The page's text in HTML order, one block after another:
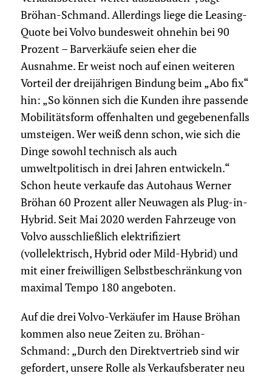
Bröhan-Schmand. Allerdings liege die Leasing-
Quote bei Volvo bundesweit ohnehin bei 90
Prozent – Barverkäufe seien eher die
Ausnahme. Er weist noch auf einen weiteren
Vorteil der dreijährigen Bindung beim „Abo fix“
hin: „So können sich die Kunden ihre passende
Mobilitätsform offenhalten und gegebenenfalls
umsteigen. Wer weiß denn schon, wie sich die
Dinge sowohl technisch als auch
umweltpolitisch in drei Jahren entwickeln.“
Schon heute verkaufe das Autohaus Werner
Bröhan 60 Prozent aller Neuwagen als Plug-in-
Hybrid. Seit Mai 2020 werden Fahrzeuge von
Volvo ausschließlich elektrifiziert
(vollelektrisch, Hybrid oder Mild-Hybrid) und
mit einer freiwilligen Selbstbeschränkung von
maximal Tempo 180 angeboten.
Auf die drei Volvo-Verkäufer im Hause Bröhan
kommen also neue Zeiten zu. Bröhan-
Schmand: „Durch den Direktvertrieb sind wir
gefordert, unsere Rolle als Verkaufsberater neu